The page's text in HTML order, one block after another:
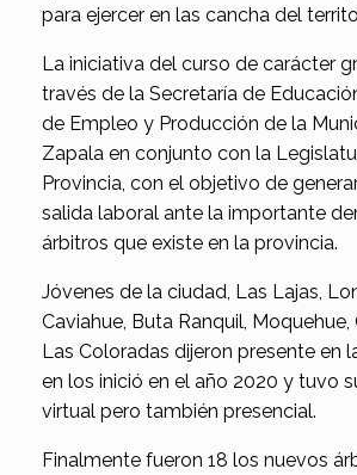
para ejercer en las cancha del
La iniciativa del curso de carácter
través de la Secretaría de
de Empleo y Producción de la
Zapala en conjunto con la
Provincia, con el objetivo de
salida laboral ante la importante
árbitros que existe en la provincia.
Jóvenes de la ciudad, Las Lajas,
Caviahue, Buta Ranquil,
Las Coloradas dijeron presente en
en los inició en el año 2020 y tuvo
virtual pero también presencial.
Finalmente fueron 18 los nuevos